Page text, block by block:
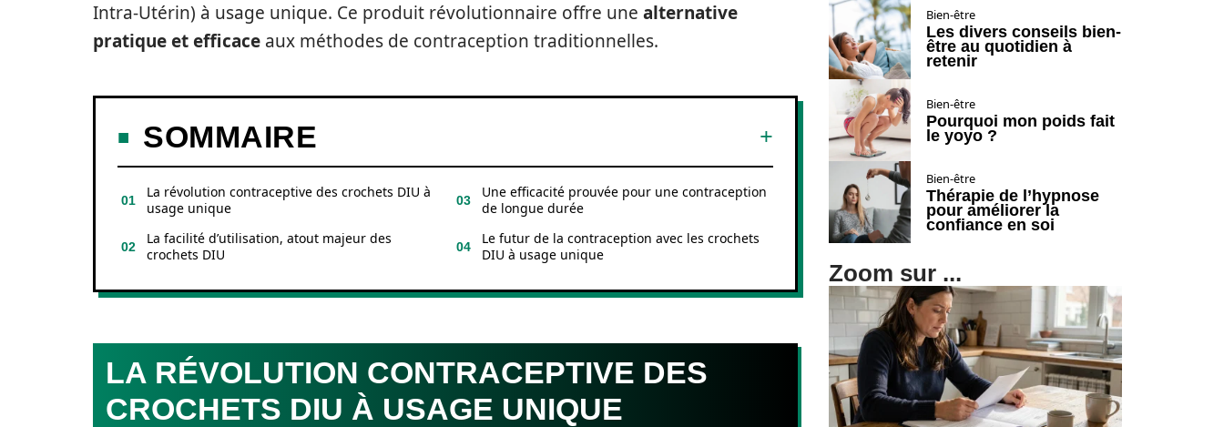
Intra-Utérin) à usage unique. Ce produit révolutionnaire offre une alternative
pratique et efficace aux méthodes de contraception traditionnelles.
SOMMAIRE
La révolution contraceptive des crochets DIU à
usage unique
La facilité d’utilisation, atout majeur des
crochets DIU
Une efficacité prouvée pour une contraception
de longue durée
Le futur de la contraception avec les crochets
DIU à usage unique
LA RÉVOLUTION CONTRACEPTIVE DES
CROCHETS DIU À USAGE UNIQUE
Bien-être
Les divers conseils bien-
être au quotidien à
retenir
Bien-être
Pourquoi mon poids fait
le yoyo ?
Bien-être
Thérapie de l’hypnose
pour améliorer la
confiance en soi
Zoom sur ...